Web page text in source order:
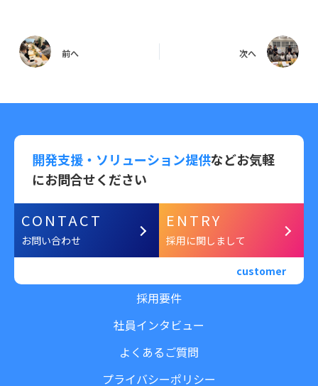
前へ 次へ
開発支援・ソリューション提供などお気軽
にお問合せください
CONTACT
お問い合わせ
ENTRY
採用に関しまして
customer
採用要件
社員インタビュー
よくあるご質問
プライバシーポリシー